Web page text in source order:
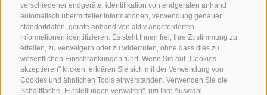
verschiedener endgeräte, identifikation von endgeräten anhand
automatisch übermittelter informationen, verwendung genauer
standortdaten, geräte anhand von aktiv angeforderten
informationen identifizieren. Es steht Ihnen frei, Ihre Zustimmung zu
erteilen, zu verweigern oder zu widerrufen, ohne dass dies zu
wesentlichen Einschränkungen führt. Wenn Sie auf „Cookies
akzeptieren" klicken, erklären Sie sich mit der Verwendung von
Cookies und ähnlichen Tools einverstanden. Verwenden Sie die
Schaltfläche „Einstellungen verwalten", um Ihre Auswahl
NEWSLETTER
Bleib am Laufenden